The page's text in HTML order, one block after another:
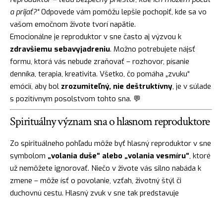
a prijať?“Odpovede vám pomôžu lepšie pochopiť, kde sa vo
vašom emočnom živote tvorí napätie.
Emocionálne je reproduktor v sne často aj výzvou k
zdravšiemu sebavyjadreniu. Možno potrebujete nájsť
formu, ktorá vás nebude zraňovať – rozhovor, písanie
denníka, terapia, kreativita. Všetko, čo pomáha „zvuku“
emócií, aby bol zrozumiteľný, nie deštruktívny, je v súlade
s pozitívnym posolstvom tohto sna. 💬
Spirituálny význam sna o hlasnom reproduktore
Zo spirituálneho pohľadu môže byť hlasný reproduktor v sne
symbolom „volania duše“ alebo „volania vesmíru“, ktoré
už nemôžete ignorovať. Niečo v živote vás silno nabáda k
zmene – môže ísť o povolanie, vzťah, životný štýl či
duchovnú cestu. Hlasný zvuk v sne tak predstavuje